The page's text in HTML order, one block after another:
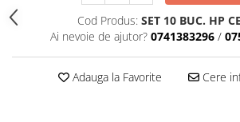
Cod Produs: SET 10 BUC. HP
Ai nevoie de ajutor? 0741383296 /
Adauga la Favorite Cere